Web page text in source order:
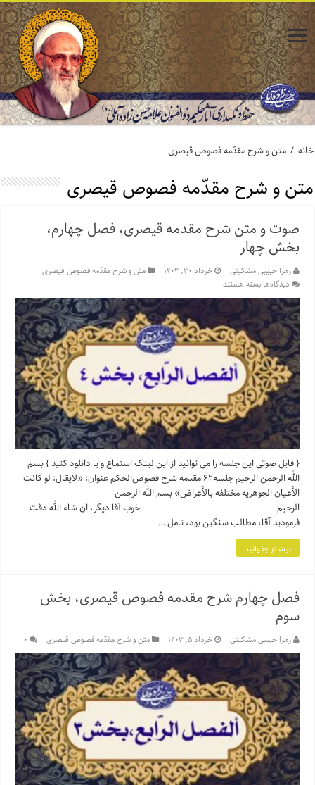
خانه / متن و شرح مقدّمه فصوص قیصری
متن و شرح مقدّمه فصوص قیصری
صوت و متن شرح مقدمه قیصری، فصل چهارم،
بخش چهار
زهرا حبیبی مشکینی خرداد ۳۰, ۱۴۰۳
متن و شرح مقدّمه فصوص قیصری
دیدگاه‌هابرای
صوت
متن
شرح
مقدمه
قیصری،
فصل
چهارم،
بخش
چهار
بسته هستند
{ فایل صوتی این جلسه را می توانید از این لینک استماع و یا دانلود کنید } بسم
الله الرحمن الرحیم جلسه۶۲ مقدمه شرح ‌فصوص‌الحکم عنوان: «لایقال: لو کانت
الأعیان الجوهریه مختلفه بالأعراض» بسم الله الرحمن
الرحیم خوب آقا دیگر، ان شاء الله دقت
فرمودید آقا، مطالب سنگین بود، تامل …
بیشتر بخوانید
فصل چهارم شرح مقدمه فصوص قیصری، بخش
سوم
زهرا حبیبی مشکینی خرداد ۵, ۱۴۰۳ متن و شرح مقدّمه فصوص قیصری ۰